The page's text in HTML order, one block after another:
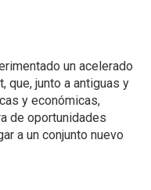
un acelerado
que, junto a antiguas y
y económicas,
de oportunidades
a un conjunto nuevo